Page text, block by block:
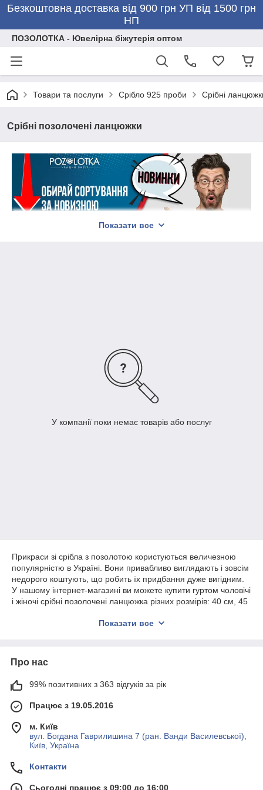
Безкоштовна доставка від 900 грн УП від 1500 грн
НП
ПОЗОЛОТКА - Ювелірна біжутерія оптом
Товари та послуги Срібло 925 проби Срібні
Срібні позолочені ланцюжки
Показати все
У компанії поки немає товарів або послуг
Прикраси зі срібла з позолотою користуються величезною
популярністю в Україні. Вони привабливо виглядають і зовсім
недорого коштують, що робить їх придбання дуже вигідним.
У нашому інтернет-магазині ви можете купити гуртом чоловічі
і жіночі срібні позолочені ланцюжка різних розмірів: 40 см, 45
виготовлення використовується метал 925 проби. Ланцюг з
Чоловічі і жіночі срібні ланцюжки з
позолотою
У нашому каталозі ви знайдете стильні прикраси для
чоловіків, жінок і молодих дівчат. Покриті золотом срібні
ланцюжки — це недорогі ювелірні вироби, здатні доповнити
практично будь-який образ. Така прикраса буде доречним на
Реалізуємо гуртом чоловічі і жіночі позолочені ланцюжка
Показати все
Про нас
99% позитивних з 363 відгуків за рік
Працює з 19.05.2016
м. Київ
вул. Богдана Гаврилишина 7 (ран. Ванди Василевської),
Київ, Україна
Контакти
Сьогодні працює з 09:00 до 16:00